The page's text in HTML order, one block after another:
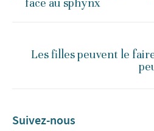
face au sphynx
Les filles peuvent le
Suivez-nous